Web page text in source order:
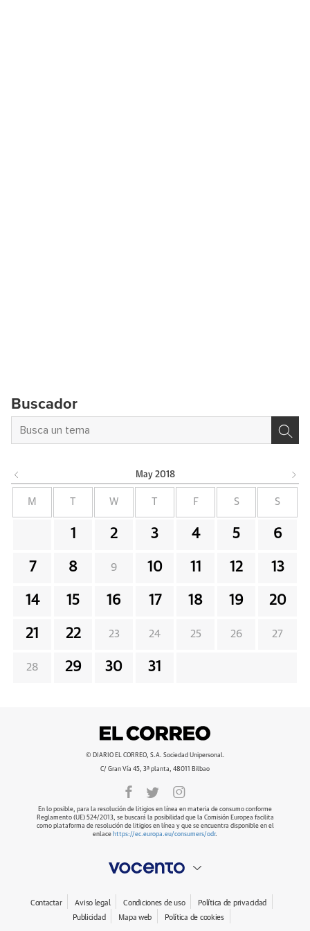
Buscador
May 2018
M W F S S
1 2 3 4 5 6
7 8 9 10 11 12 13
14 15 16 17 18 19 20
21 22 23 24 25 26 27
28 29 30 31
© DIARIO EL CORREO, S.A. Sociedad Unipersonal.
C/ Gran Vía 45, 3ª planta, 48011 Bilbao
En lo posible, para la resolución de litigios en línea en materia de consumo conforme
Reglamento (UE) 524/2013, se buscará la posibilidad que la Comisión Europea facilita
como plataforma de resolución de litigios en línea y que se encuentra disponible en el
enlace https://ec.europa.eu/consumers/odr.
Contactar Aviso legal Condiciones de uso
Política de privacidad
Publicidad
Mapa web Política de cookies